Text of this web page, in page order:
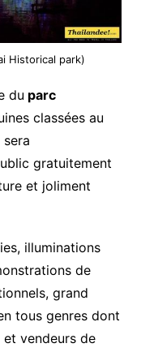
Historical park)
du parc
classées au
sera
gratuitement
et joliment
illuminations
de
grand
tous genres dont
vendeurs de